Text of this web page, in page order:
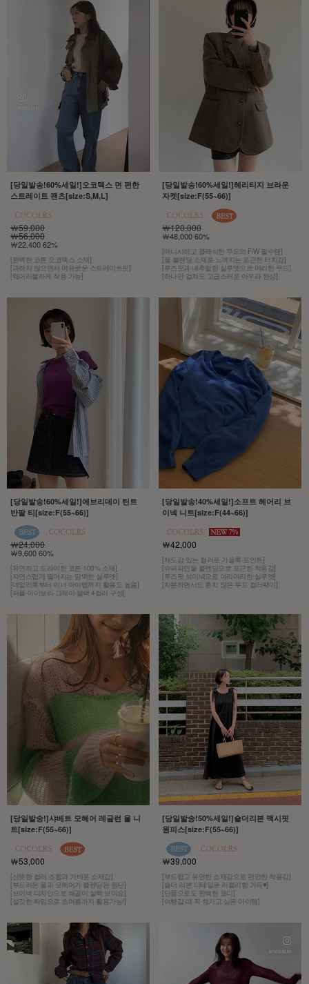
[당일발송!60%세일!]오코텍스 면 편한
스트레이트 팬츠[size:S,M,L]
￦59,000
￦56,000
￦22,400 62%
[완벽한 코튼 오코텍스 소재]
[과하지 않으면서 여유로운 스트레이트핏]
[웨어러블하게 착용 가능]
[당일발송!60%세일!]헤리티지 브라운
자켓[size:F(55~66)]
￦120,000
￦48,000 60%
[매니시하고 클래식한 무드의 F/W 필수템]
[울 블렌딩 소재로 느껴지는 포근한 터치감]
[루즈핏과 내추럴한 실루엣으로 여리한 무드]
[하나만 걸쳐도 고급스러운 아우라 완성]
[당일발송!60%세일!]에브리데이 틴트
반팔 티[size:F(55~66)]
￦24,000
￦9,600 60%
[유연하고 드라이한 코튼 100% 소재]
[자연스럽게 떨어지는 담백한 실루엣]
[데일리룩부터 이너 아이템까지 활용도 높음]
[퍼플·아이보리·그레이·블랙 4컬러 구성]
[당일발송!40%세일!]소프트 헤어리 브
이넥 니트[size:F(44~66)]
￦42,000
[채도감 있는 컬러로 가을룩 포인트]
[슈퍼파인울 블렌딩으로 포근한 착용감]
[루즈핏 브이넥으로 여리여리한 실루엣]
[차분하면서도 흔치 않은 무드 컬러웨이]
[당일발송!]샤베트 모헤어 레글런 울 니
트[size:F(55~66)]
￦53,000
[산뜻한 컬러 조합과 가벼운 소재감]
[부드러운 울과 모헤어가 블렌딩된 원단]
[브이넥 디자인으로 쇄골이 살짝 보여요]
[설깃한 짜임으로 초여름까지 활용가능!]
[당일발송!50%세일!]숄더리본 맥시핏
원피스[size:F(55~66)]
￦39,000
[부드럽고 유연한 소재감으로 편안한 착용감]
[숄더 리본 디테일로 러블리함 가득♥]
[단품으로도 완벽한 코디]
[여행갈 때 꼭 챙기고 싶은 아이템]